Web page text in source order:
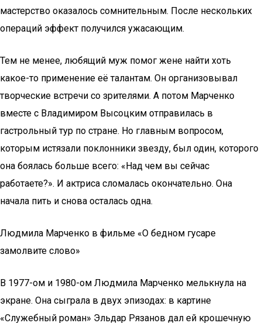
мастерство оказалось сомнительным. После нескольких
операций эффект получился ужасающим.
Тем не менее, любящий муж помог жене найти хоть
какое-то применение её талантам. Он организовывал
творческие встречи со зрителями. А потом Марченко
вместе с Владимиром Высоцким отправилась в
гастрольный тур по стране. Но главным вопросом,
которым истязали поклонники звезду, был один, которого
она боялась больше всего: «Над чем вы сейчас
работаете?». И актриса сломалась окончательно. Она
начала пить и снова осталась одна.
Людмила Марченко в фильме «О бедном гусаре
замолвите слово»
В 1977-ом и 1980-ом Людмила Марченко мелькнула на
экране. Она сыграла в двух эпизодах: в картине
«Служебный роман» Эльдар Рязанов дал ей крошечную